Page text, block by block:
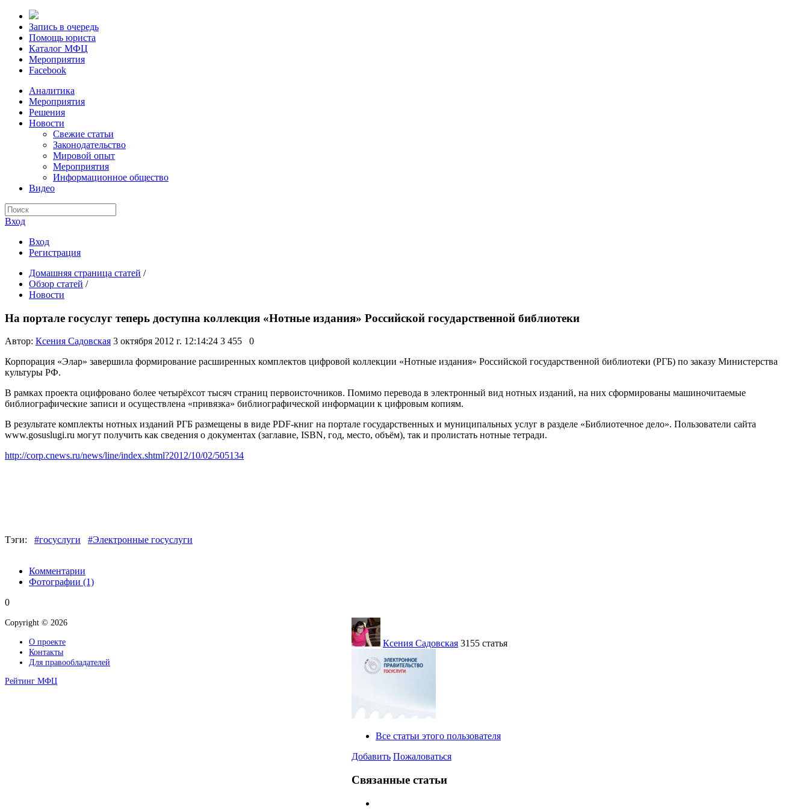
Запись в очередь
Помощь юриста
Каталог МФЦ
Мероприятия
Facebook
Аналитика
Мероприятия
Решения
Новости
Свежие статьи
Законодательство
Мировой опыт
Мероприятия
Информационное общество
Видео
Вход
Вход
Регистрация
Домашняя страница статей /
Обзор статей /
Новости
На портале госуслуг теперь доступна коллекция «Нотные издания» Российской государственной библиотеки
Автор: Ксения Садовская 3 октября 2012 г. 12:14:24 3 455 0
Корпорация «Элар» завершила формирование расширенных комплектов цифровой коллекции «Нотные издания» Российской государственной библиотеки (РГБ) по заказу Министерства
культуры РФ.
В рамках проекта оцифровано более четырёхсот тысяч страниц первоисточников. Помимо перевода в электронный вид нотных изданий, на них сформированы машиночитаемые
библиографические записи и осуществлена «привязка» библиографической информации к цифровым копиям.
В результате комплекты нотных изданий РГБ размещены в виде PDF-книг на портале государственных и муниципальных услуг в разделе «Библиотечное дело». Пользователи сайта
www.gosuslugi.ru могут получить как сведения о документах (заглавие, ISBN, год, место, объём), так и пролистать нотные тетради.
http://corp.cnews.ru/news/line/index.shtml?2012/10/02/505134
Тэги: #госуслуги #Электронные госуслуги
Комментарии
Фотографии (1)
0
Ксения Садовская 3155 статья
Все статьи этого пользователя
Добавить Пожаловаться
Связанные статьи
Copyright © 2026
О проекте
Контакты
Для правообладателей
Рейтинг МФЦ